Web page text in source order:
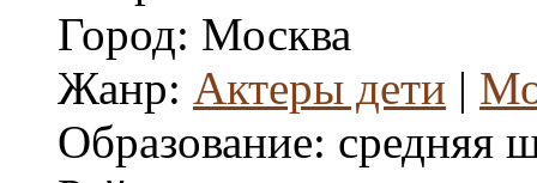
Город: Москва
Жанр: Актеры дети |
Образование: средняя